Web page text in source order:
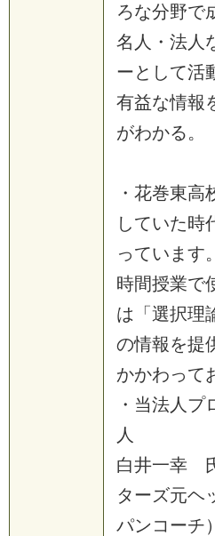
ろな分野で
名人・法人
ーとして活
有益な情報
がわかる。
・花巻東高
していた時
っています
時間授業で
は「選択理
の情報を提
かかわって
・当法人プ
人
白井一幸
ターズ元ヘ
パンコーチ）